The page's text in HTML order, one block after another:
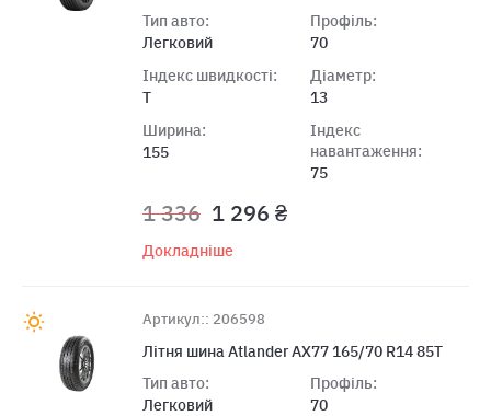
Тип авто:
Легковий
Індекс швидкості:
T
Ширина:
155
Профіль:
70
Діаметр:
13
Індекс
навантаження:
75
1 336 1 296 ₴
Докладніше
Артикул:: 206598
Лiтня шина Atlander AX77 165/70 R14 85T
Тип авто:
Легковий
Профіль:
70